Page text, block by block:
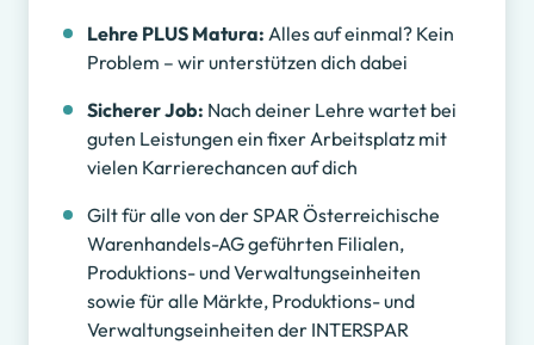
Lehre PLUS Matura: Alles auf einmal? Kein
Problem – wir unterstützen dich dabei
Sicherer Job: Nach deiner Lehre wartet bei
guten Leistungen ein fixer Arbeitsplatz mit
vielen Karrierechancen auf dich
Gilt für alle von der SPAR Österreichische
Warenhandels-AG geführten Filialen,
Produktions- und Verwaltungseinheiten
sowie für alle Märkte, Produktions- und
Verwaltungseinheiten der INTERSPAR